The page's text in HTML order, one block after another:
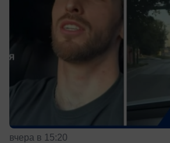
вчера в 15:20